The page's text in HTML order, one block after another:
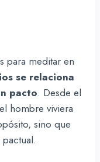
para meditar en
se relaciona
pacto. Desde el
hombre viviera
sino que